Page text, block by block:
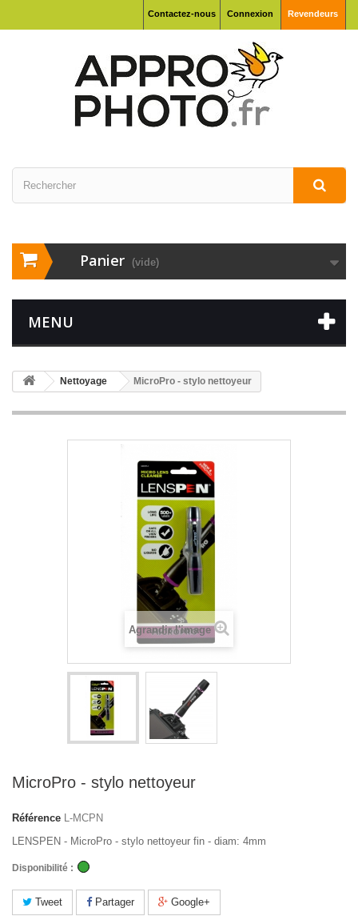
Connexion Revendeurs
Contactez-nous
Panier (vide)
MENU
Nettoyage MicroPro - stylo nettoyeur
Agrandir l'image
MicroPro - stylo nettoyeur
Référence L-MCPN
LENSPEN - MicroPro - stylo nettoyeur fin - diam: 4mm
Disponibilité :
Tweet Partager Google+